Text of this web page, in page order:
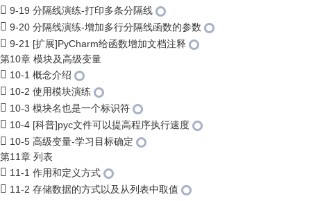
9-19 分隔线演练-打印多条分隔线
9-20 分隔线演练-增加多行分隔线函数的参数
9-21 [扩展]PyCharm给函数增加文档注释
第10章 模块及高级变量
10-1 概念介绍
10-2 使用模块演练
10-3 模块名也是一个标识符
10-4 [科普]pyc文件可以提高程序执行速度
10-5 高级变量-学习目标确定
第11章 列表
11-1 作用和定义方式
11-2 存储数据的方式以及从列表中取值